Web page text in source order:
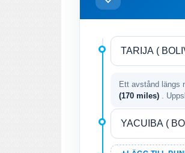
Ett avstånd längs
(170 miles)
.